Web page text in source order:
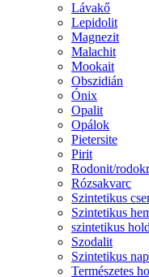
Lávakő
Lepidolit
Magnezit
Malachit
Mookait
Obszidián
Ónix
Opalit
Opálok
Pietersite
Pirit
Rodonit/
Rózsakvarc
Szintetikus
Szintetikus
szintetikus
Szodalit
Szintetikus
Természetes